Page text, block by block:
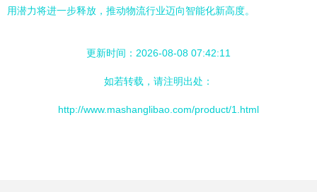
用潜力将进一步释放，推动物流行业迈向智能化新高度。
更新时间：2026-08-08 07:42:11
如若转载，请注明出处：
http://www.mashanglibao.com/product/1.html